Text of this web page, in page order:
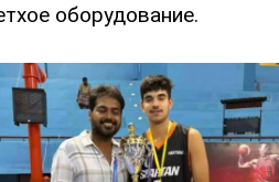
оборудование.